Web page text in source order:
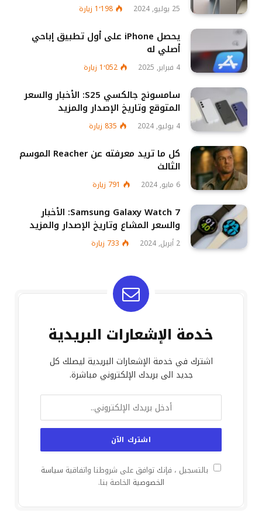
25 يوليو, 2024 1٬198 زيارة
يحصل iPhone على أول تطبيق إباحي
أصلي له
4 فبراير, 2025 1٬052 زيارة
سامسونج جالكسي S25: الأخبار والسعر
المتوقع وتاريخ الإصدار والمزيد
4 يوليو, 2024 835 زيارة
كل ما تريد معرفته عن Reacher الموسم
الثالث
6 مايو, 2024 791 زيارة
Samsung Galaxy Watch 7: الأخبار
والسعر المشاع وتاريخ الإصدار والمزيد
2 أبريل, 2024 733 زيارة
خدمة الإشعارات البريدية
اشترك في خدمة الإشعارات البريدية ليصلك كل
جديد الى بريدك الإلكتروني مباشرة.
بالتسجيل ، فإنك توافق على شروطنا واتفاقية سياسة
الخصوصية الخاصة بنا.